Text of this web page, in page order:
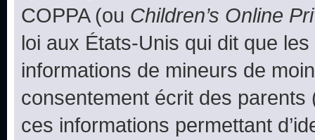
COPPA (ou Children’s Online
loi aux États-Unis qui dit que
informations de mineurs de
consentement écrit des parents
ces informations permettant